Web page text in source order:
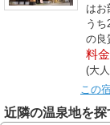
はお
う
の良
料
(大
この
近隣の温泉地を探